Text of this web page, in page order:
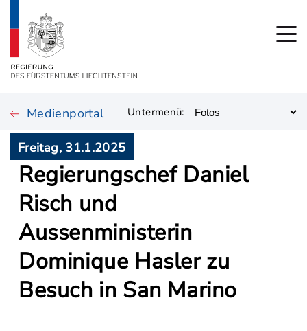
Medienportal Untermenü:
Freitag, 31.1.2025
Regierungschef Daniel
Risch und
Aussenministerin
Dominique Hasler zu
Besuch in San Marino